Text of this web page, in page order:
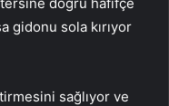
gidonu sola kırıyor
sağlıyor ve